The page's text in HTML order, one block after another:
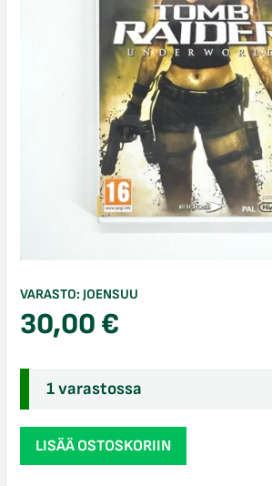
VARASTO: JOENSUU
30,00€
1 varastossa
Tomb
Raider
LISÄÄ OSTOSKORIIN